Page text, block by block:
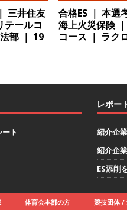
勤なし 】 自動車生産に欠かせない部
自動合格で一次確約!! ≫説明会最終開
｜ 日本臓器製薬
体育会積極採用
食品メーカー向けに世界から輸入し
ラスのシェア ｜ 財務基盤の安定感バ
三井住友
テールコ
部 ｜ 19
合格ES ｜ 本選
海上火災保険
コース ｜ ラク
ト
レポー
紹介企
紹介企
ES添削
体育会本部の方 競技団体 /